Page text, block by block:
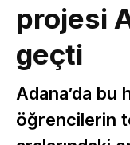
projesi
geçti
Adana’da
öğrencilerin